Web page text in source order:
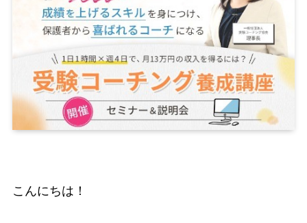
こんにちは！